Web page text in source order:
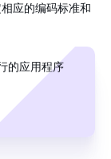
应的编码标准和
的应用程序